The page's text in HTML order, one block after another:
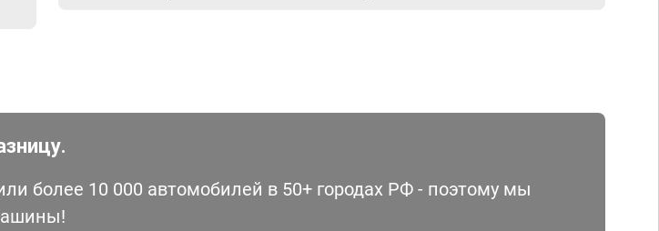
более 10 000 автомобилей в 50+ городах РФ - поэтому мы